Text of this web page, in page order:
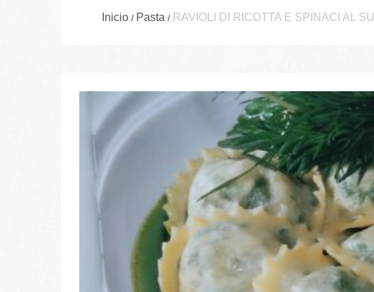
Inicio Pasta RAVIOLI DI RICOTTA E SPINACI AL